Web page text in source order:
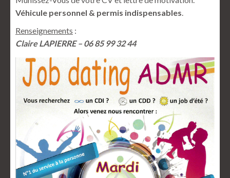
Véhicule personnel & permis indispensables.
Renseignements :
Claire LAPIERRE – 06 85 99 32 44